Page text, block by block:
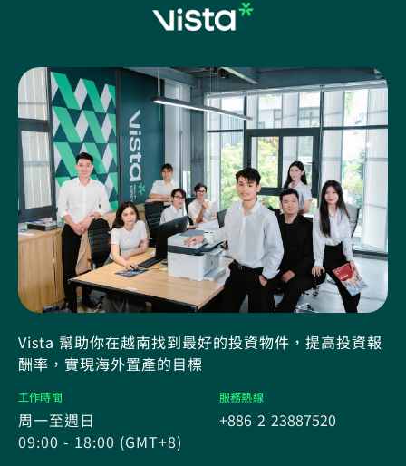
Vista 幫助你在越南找到最好的投資物件，提高投資報
酬率，實現海外置產的目標
工作時間
周一至週日
09:00 - 18:00 (GMT+8)
服務熱線
+886-2-23887520